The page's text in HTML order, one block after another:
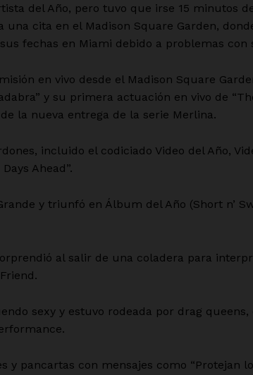
del Año, pero tuvo que irse 15 minutos
cita en el Madison Square Garden,
fechas en Miami debido a problemas con
en vivo desde el Madison Square
y su primera actuación en vivo de
la nueva entrega de la serie Merlina.
incluido el codiciado Video del Año,
Ahead”.
y triunfó en Álbum del Año (Short n’
al salir de una coladera para
sexy y estuvo rodeada por drag queens,
y pancartas con mensajes como “Protejan